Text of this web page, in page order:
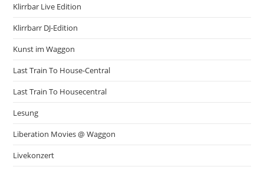
Klirrbar Live Edition
Klirrbarr DJ-Edition
Kunst im Waggon
Last Train To House-Central
Last Train To Housecentral
Lesung
Liberation Movies @ Waggon
Livekonzert